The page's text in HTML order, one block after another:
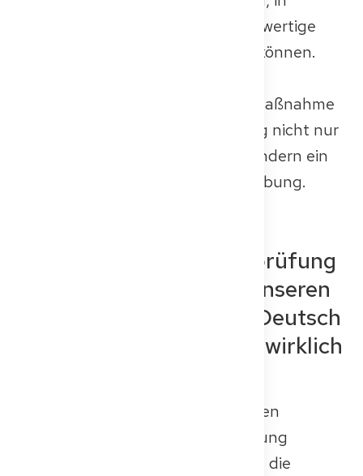
Deutschland eine qualitativ hochwertige
medizinische Versorgung leisten können.
Kenntnisprüfung als Ausgleichsmaßnahme
hilft zu klären, warum die Prüfung nicht nur
ein bürokratischer Schritt ist – sondern ein
wichtiger Zugang zur Berufsausübung.
Vergiss die Fachsprachprüfung
(FSP) nicht: Schau dir unseren
Blog für medizinisches Deutsch
und Sprachtipps an, die wirklich
Bevor du in den meisten deutschen
Bundesländern zur Kenntnisprüfung
zugelassen wirst, musst du zuerst die